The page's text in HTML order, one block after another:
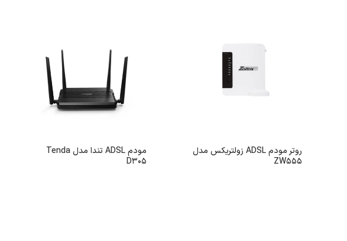
روتر مودم ADSL زولتریکس مدل
ZW555
مودم ADSL تندا مدل Tenda
D305